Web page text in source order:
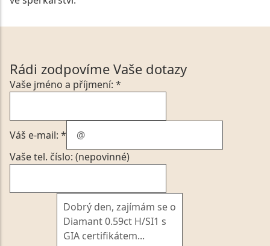
Rádi zodpovíme Vaše dotazy
Vaše jméno a příjmení: *
Váš e-mail: *
Vaše tel. číslo: (nepovinné)